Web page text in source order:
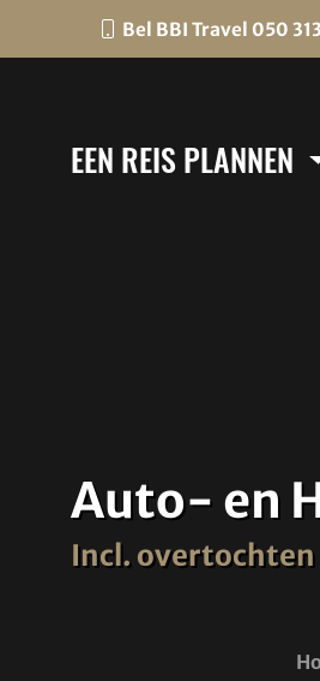
Bel BBI Travel 050
EEN REIS PLANNEN
Auto- en
Incl.